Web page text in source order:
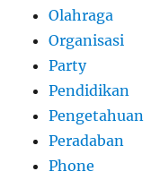
Olahraga
Organisasi
Party
Pendidikan
Pengetahuan
Peradaban
Phone